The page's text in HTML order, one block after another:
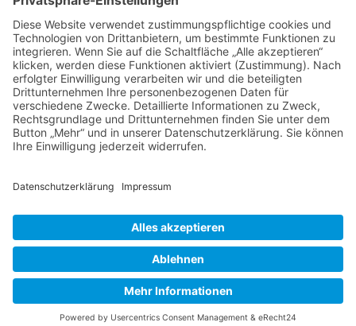
KATEGORIEN
ÜBER UNS
UNSERE MARKEN
Geschützt durchSecurity by CleanTalk